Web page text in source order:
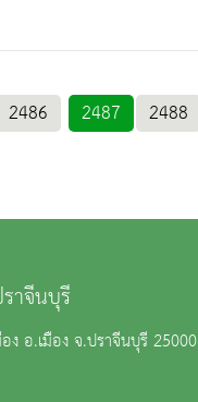
2486 2487 2488
าจีนบุรี
อ.เมือง จ.ปราจีนบุรี 25000